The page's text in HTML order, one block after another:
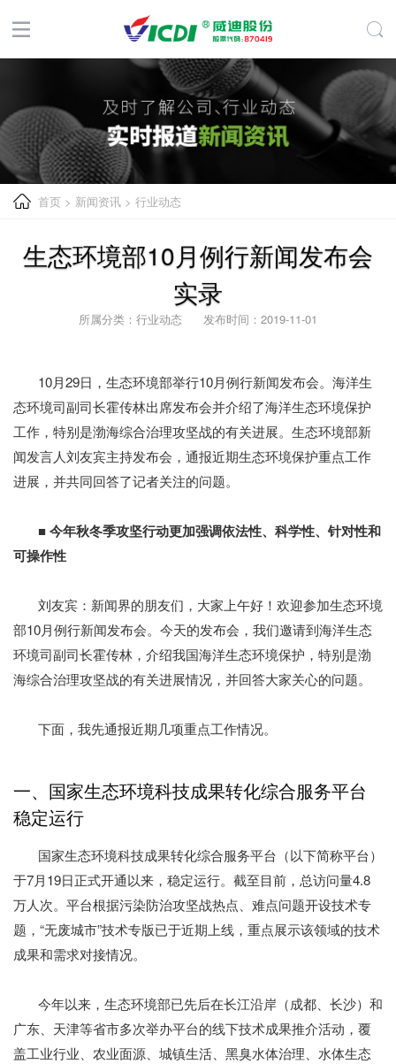
首页 > 新闻资讯 > 行业动态
生态环境部10月例行新闻发布会
实录
所属分类：行业动态 发布时间：2019-11-01
10月29日，生态环境部举行10月例行新闻发布会。海洋生
态环境司副司长霍传林出席发布会并介绍了海洋生态环境保护
工作，特别是渤海综合治理攻坚战的有关进展。生态环境部新
闻发言人刘友宾主持发布会，通报近期生态环境保护重点工作
进展，并共同回答了记者关注的问题。
■ 今年秋冬季攻坚行动更加强调依法性、科学性、针对性和
可操作性
刘友宾：新闻界的朋友们，大家上午好！欢迎参加生态环境
部10月例行新闻发布会。今天的发布会，我们邀请到海洋生态
环境司副司长霍传林，介绍我国海洋生态环境保护，特别是渤
海综合治理攻坚战的有关进展情况，并回答大家关心的问题。
下面，我先通报近期几项重点工作情况。
一、国家生态环境科技成果转化综合服务平台
稳定运行
国家生态环境科技成果转化综合服务平台（以下简称平台）
于7月19日正式开通以来，稳定运行。截至目前，总访问量4.8
万人次。平台根据污染防治攻坚战热点、难点问题开设技术专
题，“无废城市”技术专版已于近期上线，重点展示该领域的技术
成果和需求对接情况。
今年以来，生态环境部已先后在长江沿岸（成都、长沙）和
广东、天津等省市多次举办平台的线下技术成果推介活动，覆
盖工业行业、农业面源、城镇生活、黑臭水体治理、水体生态